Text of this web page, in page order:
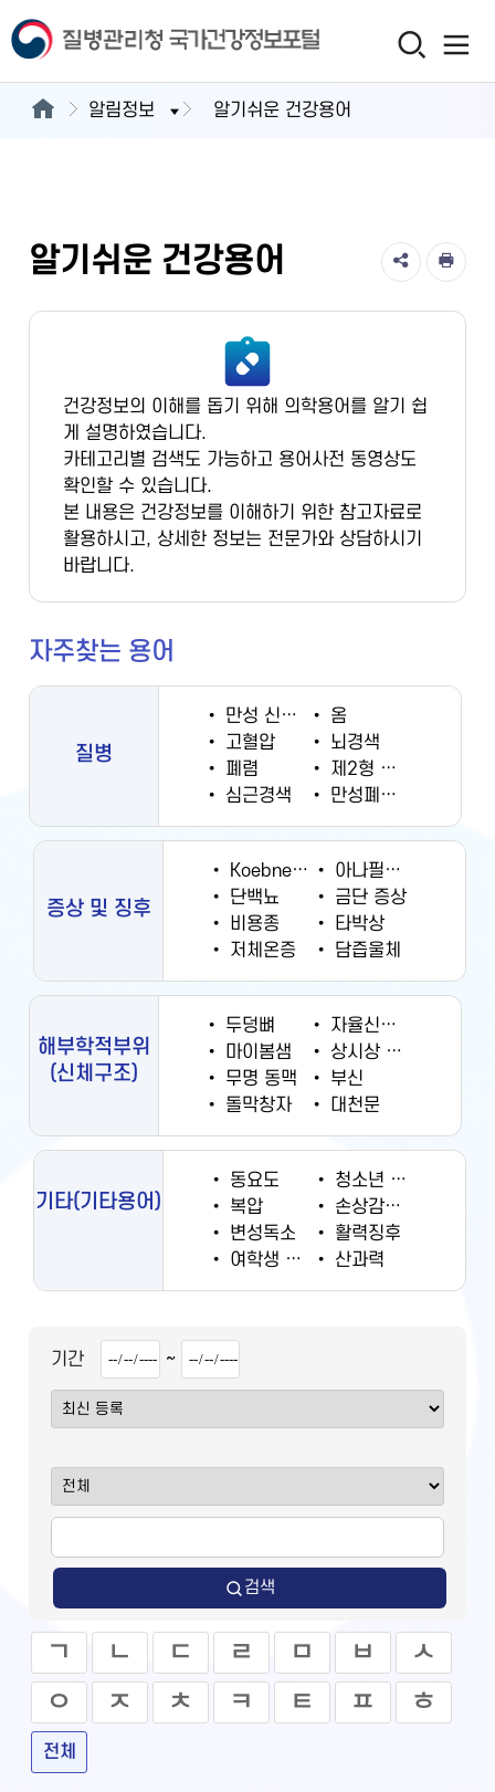
알림정보 알기쉬운 건강용어
알기쉬운 건강용어
건강정보의 이해를 돕기 위해 의학용어를 알기 쉽
게 설명하였습니다.
카테고리별 검색도 가능하고 용어사전 동영상도
확인할 수 있습니다.
본 내용은 건강정보를 이해하기 위한 참고자료로
활용하시고, 상세한 정보는 전문가와 상담하시기
바랍니다.
자주찾는 용어
질병
• 만성 신부전증 •
옴
•
고혈압 •
뇌경색
•
폐렴 •
제2형 당뇨병
•
심근경색 • 만성폐쇄성폐질환
증상 및 징후
• Koebner 현상 •
아나필락시스
•
단백뇨 •
금단 증상
•
비용종 •
타박상
•
저체온증 • 담즙울체
해부학적부위
(신체구조)
• 두덩뼈 •
자율신경계
•
마이봄샘 •
상시상 정맥동
•
무명 동맥 •
부신
•
돌막창자 • 대천문
기타(기타용어)
• 동요도 •
청소년 궐련 현재 흡연율
•
복압 •
손상감시정보
•
변성독소 •
활력징후
•
여학생 흡연율 • 산과력
기간 ~
검색
ㄱ ㄴ ㄷ ㄹ ㅁ ㅂ
ㅅ
ㅇ
ㅈ ㅊ ㅋ ㅌ ㅍ ㅎ
전체